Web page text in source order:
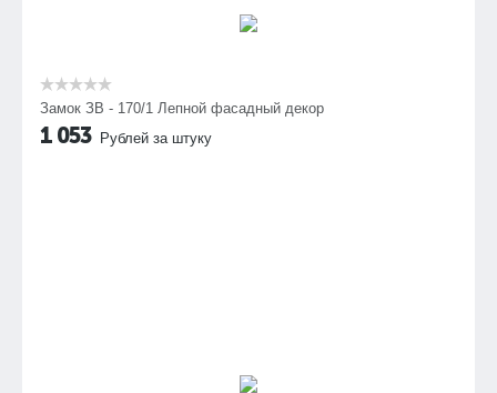
Замок ЗВ - 170/1 Лепной фасадный декор
1 053 Рублей за штуку